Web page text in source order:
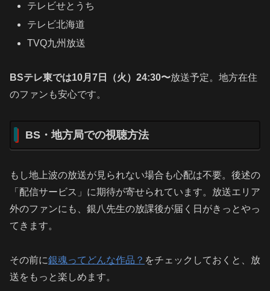
テレビせとうち
テレビ北海道
TVQ九州放送
BSテレ東では10月7日（火）24:30〜放送予定。地方在住
のファンも安心です。
BS・地方局での視聴方法
もし地上波の放送が見られない場合も心配は不要。後述の
「配信サービス」に期待が寄せられています。放送エリア
外のファンにも、銀八先生の放課後が届く日がきっとやっ
てきます。
その前に銀魂ってどんな作品？ をチェックしておくと、放
送をもっと楽しめます。